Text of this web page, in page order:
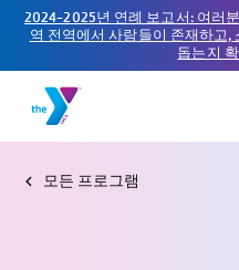
2024-2025년 연례 보고서: 여러
역 전역에서 사람들이 존재하고,
돕는지
모든 프로그램